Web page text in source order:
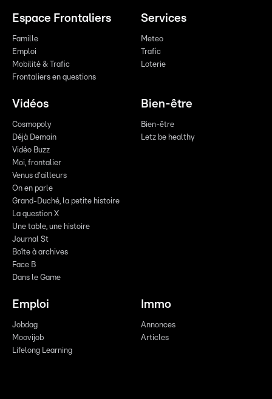
Espace Frontaliers
Famille
Emploi
Mobilité & Trafic
Frontaliers en questions
Services
Meteo
Trafic
Loterie
Vidéos
Cosmopoly
Déjà Demain
Vidéo Buzz
Moi, frontalier
Venus d'ailleurs
On en parle
Grand-Duché, la petite histoire
La question X
Une table, une histoire
Journal St
Boîte à archives
Face B
Dans le Game
Bien-être
Bien-être
Letz be healthy
Emploi
Jobdag
Moovijob
Lifelong Learning
Immo
Annonces
Articles